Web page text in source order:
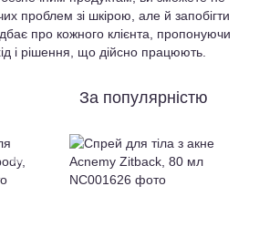
проблем зі шкірою, але й запобігти
про кожного клієнта, пропонуючи
і рішення, що дійсно працюють.
За популярністю